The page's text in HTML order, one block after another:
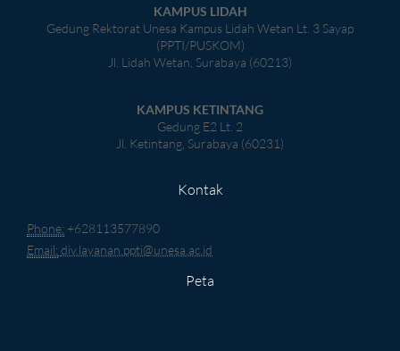
KAMPUS LIDAH
Gedung Rektorat Unesa Kampus Lidah Wetan Lt. 3 Sayap
(PPTI/PUSKOM)
Jl. Lidah Wetan, Surabaya (60213)
KAMPUS KETINTANG
Gedung E2 Lt. 2
Jl. Ketintang, Surabaya (60231)
Kontak
Phone: +628113577890
Email: div.layanan.ppti@unesa.ac.id
Peta